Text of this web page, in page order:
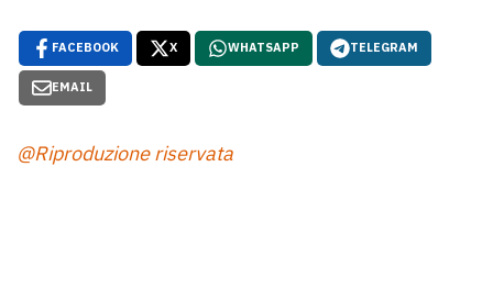
FACEBOOK X WHATSAPP TELEGRAM
EMAIL
@Riproduzione riservata